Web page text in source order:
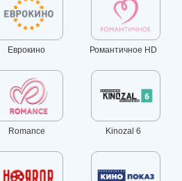
Еврокино Романтичное HD
Romance Kinozal 6